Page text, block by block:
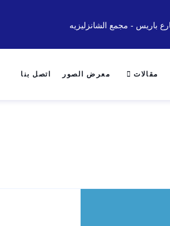
باريس - مجمع الشانزليزيه
مقالات معرض الصور اتصل بنا